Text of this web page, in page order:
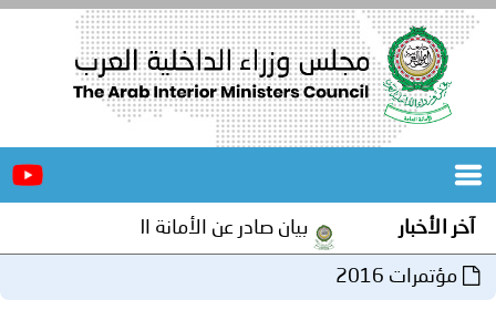
الرئيسية
آخر الأخبار بيان صادر عن الأمانة العامة لمجلس وزراء
مؤتمرات 2016